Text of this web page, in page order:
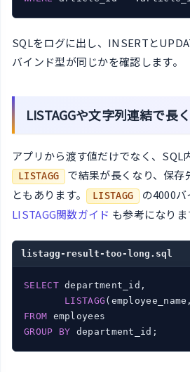
SQLをログに出し、INSERTと
バインド型が同じかを確認します。
LISTAGGや文字列連結で長
アプリから渡す値だけでなく、SQL
LISTAGG
で結果が長くなり、保存
ともあります。
LISTAGG
の4000
LISTAGG関数ガイド も参考になりま
listagg-result-too-long.sql
SELECT department_id,
LISTAGG
FROM
GROUP
BY department_id;